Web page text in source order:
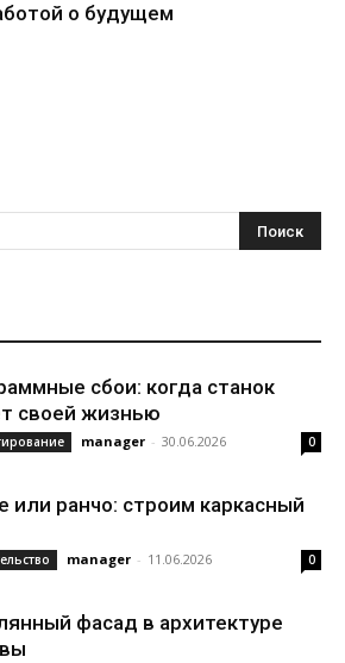
о будущем
сбои: когда станок
своей жизнью
manager - 30.06.2026 0
или ранчо: строим каркасный
manager - 11.06.2026 0
фасад в архитектуре